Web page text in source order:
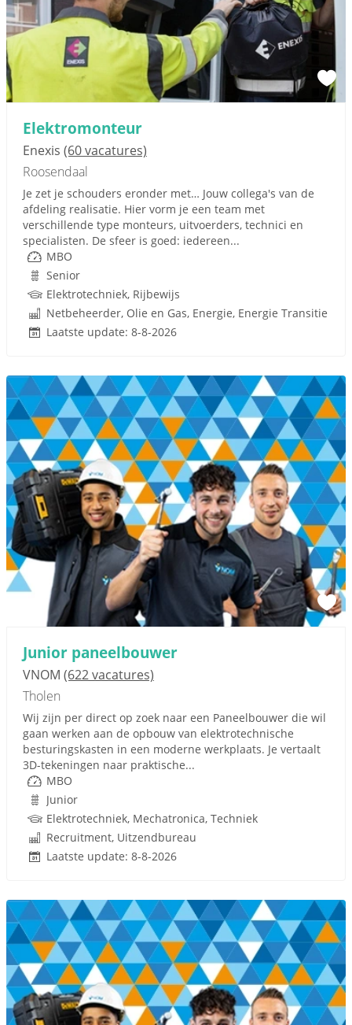
Elektromonteur
Enexis (60 vacatures)
Roosendaal
Je zet je schouders eronder met… Jouw collega's van de
afdeling realisatie. Hier vorm je een team met
verschillende type monteurs, uitvoerders, technici en
specialisten. De sfeer is goed: iedereen...
MBO
Senior
Elektrotechniek, Rijbewijs
Netbeheerder, Olie en Gas, Energie, Energie Transitie
Laatste update: 8-8-2026
Junior paneelbouwer
VNOM (622 vacatures)
Tholen
Wij zijn per direct op zoek naar een Paneelbouwer die wil
gaan werken aan de opbouw van elektrotechnische
besturingskasten in een moderne werkplaats. Je vertaalt
3D-tekeningen naar praktische...
MBO
Junior
Elektrotechniek, Mechatronica, Techniek
Recruitment, Uitzendbureau
Laatste update: 8-8-2026